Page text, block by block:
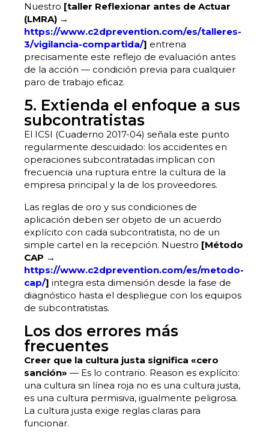
Nuestro [taller Reflexionar antes de Actuar
(LMRA) →
https://www.c2dprevention.com/es/talleres-
3/vigilancia-compartida/] entrena
precisamente este reflejo de evaluación antes
de la acción — condición previa para cualquier
paro de trabajo eficaz.
5. Extienda el enfoque a sus
subcontratistas
El ICSI (Cuaderno 2017-04) señala este punto
regularmente descuidado: los accidentes en
operaciones subcontratadas implican con
frecuencia una ruptura entre la cultura de la
empresa principal y la de los proveedores.
Las reglas de oro y sus condiciones de
aplicación deben ser objeto de un acuerdo
explícito con cada subcontratista, no de un
simple cartel en la recepción. Nuestro [Método
CAP →
https://www.c2dprevention.com/es/metodo-
cap/] integra esta dimensión desde la fase de
diagnóstico hasta el despliegue con los equipos
de subcontratistas.
Los dos errores más
frecuentes
Creer que la cultura justa significa «cero
sanción» — Es lo contrario. Reason es explícito:
una cultura sin línea roja no es una cultura justa,
es una cultura permisiva, igualmente peligrosa.
La cultura justa exige reglas claras para
funcionar.